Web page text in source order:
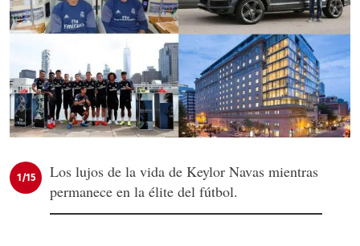
1/15
Los lujos de la vida de Keylor Navas mientras
permanece en la élite del fútbol.